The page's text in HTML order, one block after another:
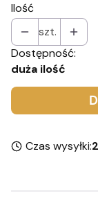
Ilość
szt.
Dostępność:
duża ilość
Czas wysyłki: